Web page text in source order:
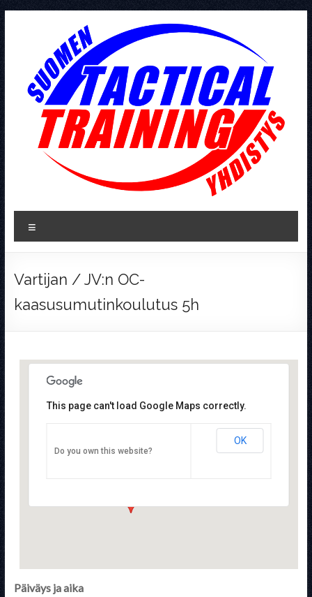
Tactical
Training
Vartijan / JV:n OC-
kaasusumutinkoulutus 5h
Pulttitie 16 - Helsinki
This page can't load Google Maps correctly.
Do you own this website?
OK
Päiväys ja aika